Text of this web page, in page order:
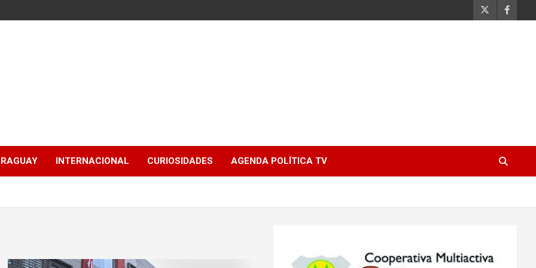
INTERNACIONAL CURIOSIDADES AGENDA POLÍTICA TV